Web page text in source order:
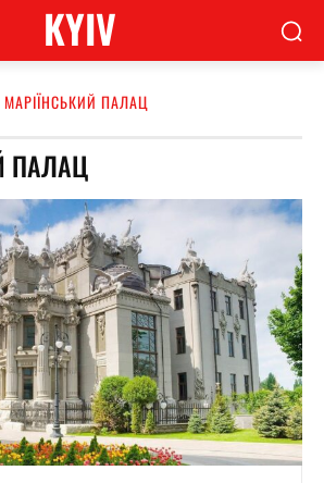
KYIV
МАРІЇНСЬКИЙ ПАЛАЦ
ПАЛАЦ